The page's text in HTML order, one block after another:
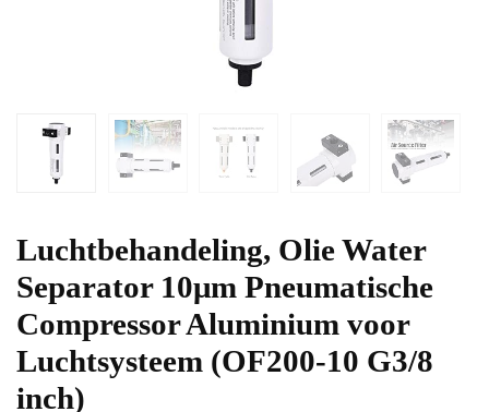
Luchtbehandeling, Olie Water
Separator 10μm Pneumatische
Compressor Aluminium voor
Luchtsysteem (OF200-10 G3/8
inch)